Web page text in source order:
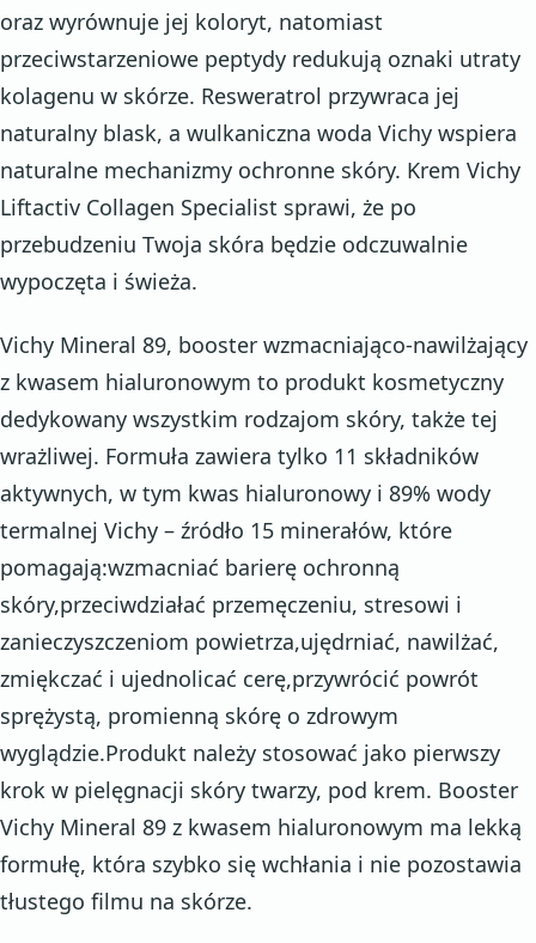
oraz wyrównuje jej koloryt, natomiast
przeciwstarzeniowe peptydy redukują oznaki utraty
kolagenu w skórze. Resweratrol przywraca jej
naturalny blask, a wulkaniczna woda Vichy wspiera
naturalne mechanizmy ochronne skóry. Krem Vichy
Liftactiv Collagen Specialist sprawi, że po
przebudzeniu Twoja skóra będzie odczuwalnie
wypoczęta i świeża.
Vichy Mineral 89, booster wzmacniająco-nawilżający
z kwasem hialuronowym to produkt kosmetyczny
dedykowany wszystkim rodzajom skóry, także tej
wrażliwej. Formuła zawiera tylko 11 składników
aktywnych, w tym kwas hialuronowy i 89% wody
termalnej Vichy – źródło 15 minerałów, które
pomagają:wzmacniać barierę ochronną
skóry,przeciwdziałać przemęczeniu, stresowi i
zanieczyszczeniom powietrza,ujędrniać, nawilżać,
zmiękczać i ujednolicać cerę,przywrócić powrót
sprężystą, promienną skórę o zdrowym
wyglądzie.Produkt należy stosować jako pierwszy
krok w pielęgnacji skóry twarzy, pod krem. Booster
Vichy Mineral 89 z kwasem hialuronowym ma lekką
formułę, która szybko się wchłania i nie pozostawia
tłustego filmu na skórze.